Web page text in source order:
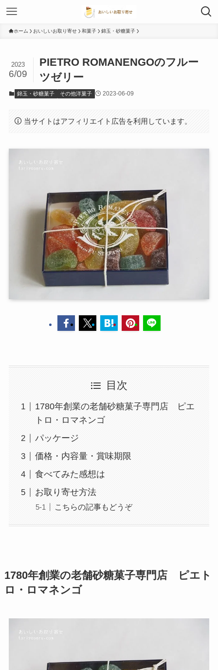
ホーム おいしいお取り寄せ 和菓子 錦玉・砂糖菓子
PIETRO ROMANENGOのフルー
ツゼリー
2023
6/09
錦玉・砂糖菓子 その他洋菓子 2023-06-09
当サイトはアフィリエイト広告を利用しています。
目次
1780年創業の老舗砂糖菓子専門店 ピエ
トロ・ロマネンゴ
パッケージ
価格・内容量・賞味期限
食べてみた感想は
お取り寄せ方法
こちらの記事もどうぞ
1780年創業の老舗砂糖菓子専門店 ピエト
ロ・ロマネンゴ